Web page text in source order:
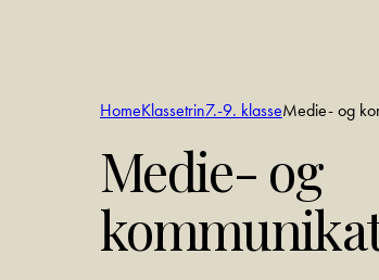
HomeKlassetrin7.-9. klasseMedie- og
Medie- og